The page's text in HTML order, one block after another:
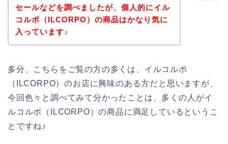
セールなどを調べましたが、個人的にイル
コルポ（ILCORPO）の商品はかなり気に
入っています♪
多分、こちらをご覧の方の多くは、イルコルポ
（ILCORPO）のお店に興味のある方だと思いますが、
今回色々と調べてみて分かったことは、多くの人がイ
ルコルポ（ILCORPO）の商品に満足しているというこ
とですね♪